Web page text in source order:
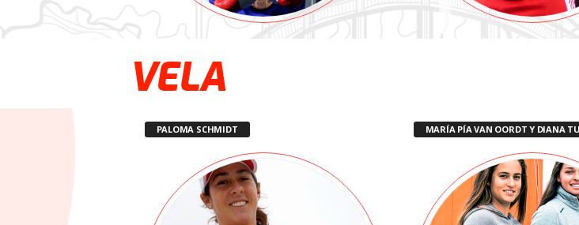
VELA
PALOMA SCHMIDT MARÍA PÍA VAN OORDT Y DIANA